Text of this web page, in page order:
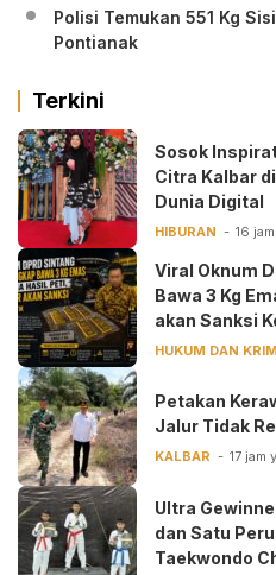
Polisi Temukan 551 Kg
Pontianak
Terkini
‎Sosok
Citra Kalbar
Dunia Digital ‎
HIBURAN 16
Viral Oknum
Bawa 3 Kg
akan Sanksi
HUKUM DAN
Petakan
Jalur Tidak
KALBAR 17 jam
Ultra
dan Satu
Taekwondo